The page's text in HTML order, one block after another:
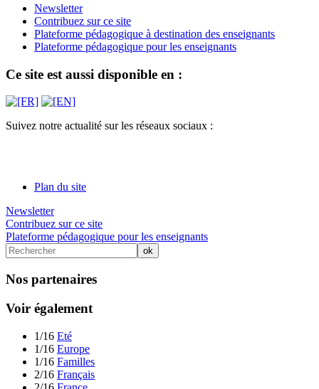
Newsletter
Contribuez sur ce site
Plateforme pédagogique à destination des enseignants
Plateforme pédagogique pour les enseignants
Ce site est aussi disponible en :
Suivez notre actualité sur les réseaux sociaux :
Plan du site
Newsletter
Contribuez sur ce site
Plateforme pédagogique pour les enseignants
Nos partenaires
Voir également
1/16 Eté
1/16 Europe
1/16 Familles
2/16 Français